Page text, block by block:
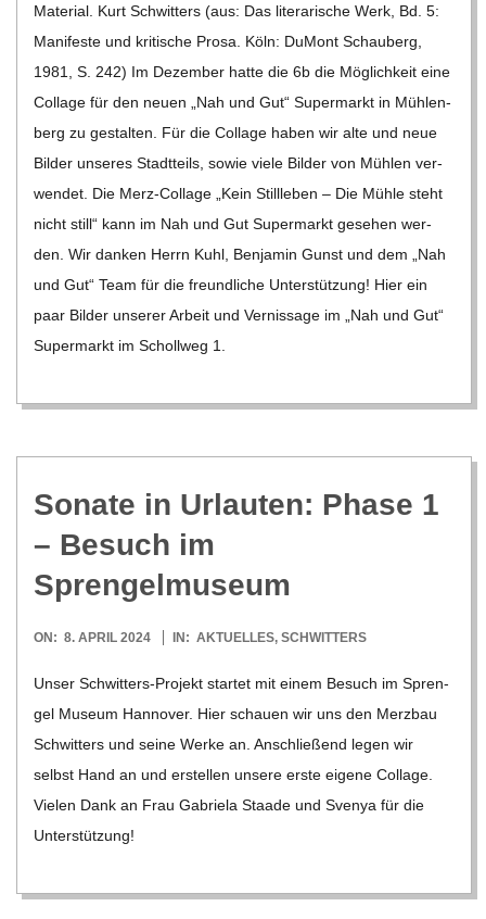
Mate­rial. Kurt Schwit­ters (aus: Das lite­ra­ri­sche Werk, Bd. 5:
Mani­feste und kri­ti­sche Prosa. Köln: DuMont Schau­berg,
1981, S. 242) Im Dezem­ber hatte die 6b die Mög­lich­keit eine
Col­lage für den neuen „Nah und Gut“ Super­markt in Müh­len­
berg zu gestal­ten. Für die Col­lage haben wir alte und neue
Bil­der unse­res Stadt­teils, sowie viele Bil­der von Müh­len ver­
wen­det. Die Merz-Col­lage „Kein Still­le­ben – Die Mühle steht
nicht still“ kann im Nah und Gut Super­markt gese­hen wer­
den. Wir dan­ken Herrn Kuhl, Ben­ja­min Gunst und dem „Nah
und Gut“ Team für die freund­li­che Unter­stüt­zung! Hier ein
paar Bil­der unse­rer Arbeit und Ver­nis­sage im „Nah und Gut“
Super­markt im Scholl­weg 1.
Sonate in Urlau­ten: Phase 1
– Besuch im
Sprengelmuseum
2024-
ON: 8. APRIL 2024 IN: AKTUELLES, SCHWITTERS
Unser Schwi­t­­ters-Pro­­jekt star­tet mit einem Besuch im Spren­
gel Museum Han­no­ver. Hier schauen wir uns den Merz­bau
Schwit­ters und seine Werke an. Anschlie­ßend legen wir
selbst Hand an und erstel­len unsere erste eigene Col­lage.
Vie­len Dank an Frau Gabriela Staade und Sve­nya für die
Unter­stüt­zung!